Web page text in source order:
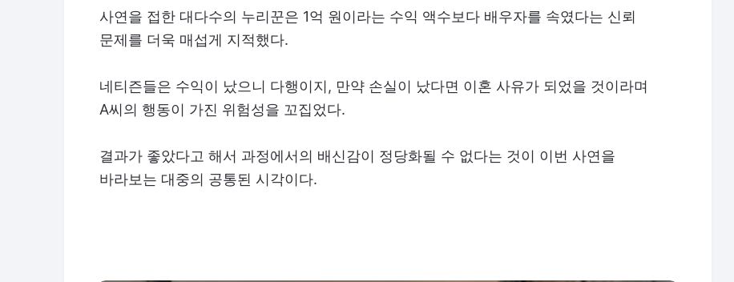
사연을 접한 대다수의 누리꾼은 1억 원이라는 수익 액수보다 배우자를 속였다는 신뢰
문제를 더욱 매섭게 지적했다.
네티즌들은 수익이 났으니 다행이지, 만약 손실이 났다면 이혼 사유가 되었을 것이라며
A씨의 행동이 가진 위험성을 꼬집었다.
결과가 좋았다고 해서 과정에서의 배신감이 정당화될 수 없다는 것이 이번 사연을
바라보는 대중의 공통된 시각이다.